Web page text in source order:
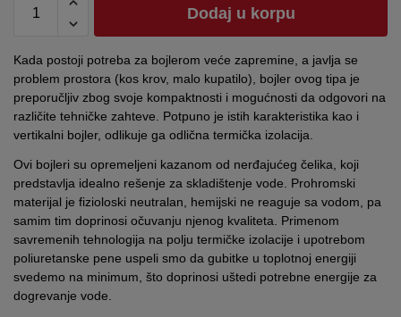
Dodaj u korpu
Kada postoji potreba za bojlerom veće zapremine, a javlja se
problem prostora (kos krov, malo kupatilo), bojler ovog tipa je
preporučljiv zbog svoje kompaktnosti i mogućnosti da odgovori na
različite tehničke zahteve. Potpuno je istih karakteristika kao i
vertikalni bojler, odlikuje ga odlična termička izolacija.
Ovi bojleri su opremeljeni kazanom od nerđajućeg čelika, koji
predstavlja idealno rešenje za skladištenje vode. Prohromski
materijal je fizioloski neutralan, hemijski ne reaguje sa vodom, pa
samim tim doprinosi očuvanju njenog kvaliteta. Primenom
savremenih tehnologija na polju termičke izolacije i upotrebom
poliuretanske pene uspeli smo da gubitke u toplotnoj energiji
svedemo na minimum, što doprinosi uštedi potrebne energije za
dogrevanje vode.